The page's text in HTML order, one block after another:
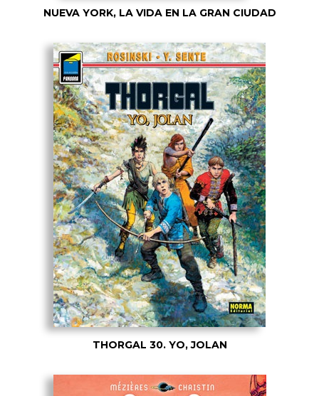
NUEVA YORK, LA VIDA EN LA GRAN CIUDAD
THORGAL 30. YO, JOLAN